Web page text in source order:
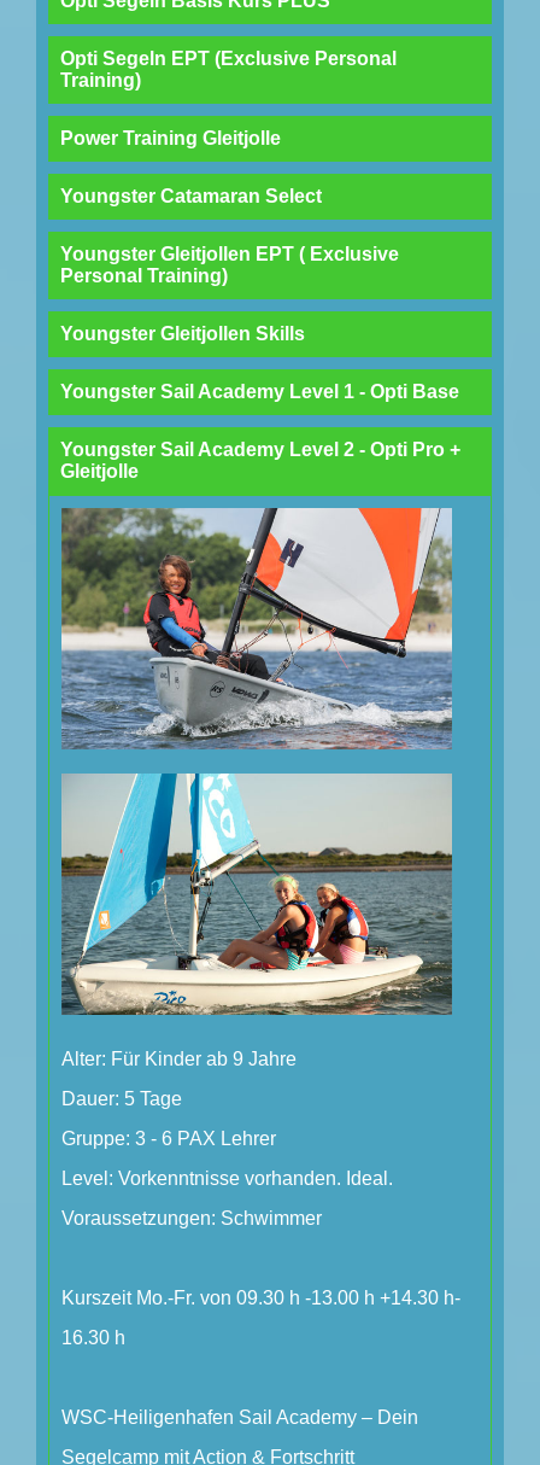
Opti Segeln EPT (Exclusive Personal
Training)
Power Training Gleitjolle
Youngster Catamaran Select
Youngster Gleitjollen EPT ( Exclusive
Personal Training)
Youngster Gleitjollen Skills
Youngster Sail Academy Level 1 - Opti Base
Youngster Sail Academy Level 2 - Opti Pro +
Gleitjolle
Alter: Für Kinder ab 9 Jahre
Dauer: 5 Tage
Gruppe: 3 - 6 PAX Lehrer
Level: Vorkenntnisse vorhanden. Ideal.
Voraussetzungen: Schwimmer
Kurszeit Mo.-Fr. von 09.30 h -13.00 h +14.30 h-
16.30 h
WSC-Heiligenhafen Sail Academy – Dein
Segelcamp mit Action & Fortschritt